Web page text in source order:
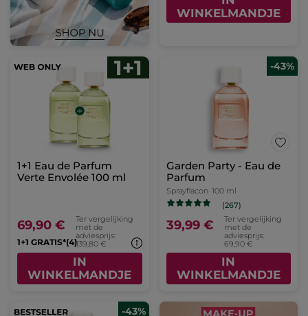
WINKELMANDJE
1+1 Eau de Parfum
Verte Envolée 100 ml
69,90 €
Ter vergelijking
met de
adviesprijs:
139,80 €
1+1 GRATIS*(4)
IN
WINKELMANDJE
-43%
Garden Party - Eau de
Parfum
Sprayflacon 100 ml
(267)
39,99 €
Ter vergelijking
met de
adviesprijs:
69,90 €
IN
WINKELMANDJE
-43%